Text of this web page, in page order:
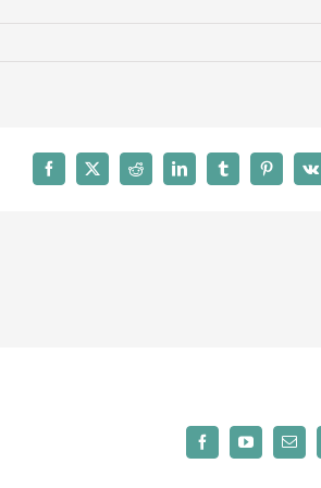
Facebook
X Reddit LinkedInTumblrPinterest
Vk
FacebookYouTubeEmail